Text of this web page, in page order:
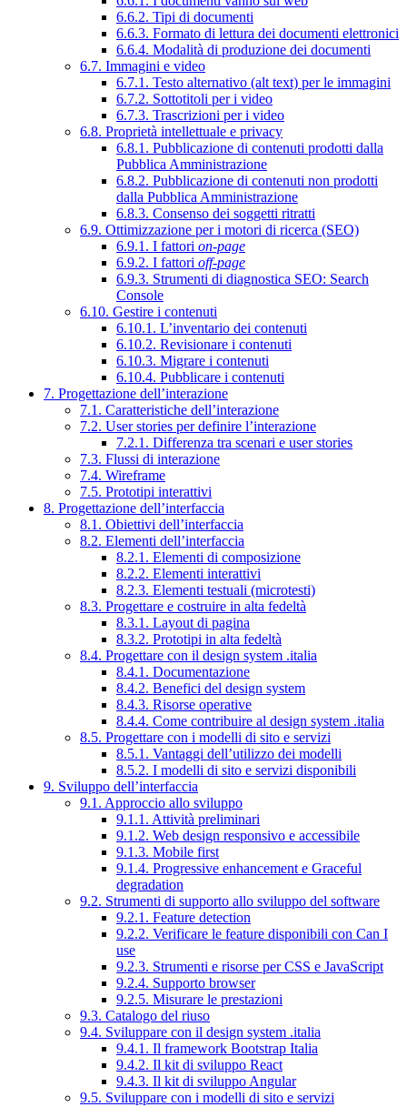
6.6.2. Tipi di documenti
6.6.3. Formato di lettura dei documenti elettronici
6.6.4. Modalità di produzione dei documenti
6.7. Immagini e video
6.7.1. Testo alternativo (alt text) per le immagini
6.7.2. Sottotitoli per i video
6.7.3. Trascrizioni per i video
6.8. Proprietà intellettuale e privacy
6.8.1. Pubblicazione di contenuti prodotti dalla
Pubblica Amministrazione
6.8.2. Pubblicazione di contenuti non prodotti
dalla Pubblica Amministrazione
6.8.3. Consenso dei soggetti ritratti
6.9. Ottimizzazione per i motori di ricerca (SEO)
6.9.1. I fattori on-page
6.9.2. I fattori off-page
6.9.3. Strumenti di diagnostica SEO: Search
Console
6.10. Gestire i contenuti
6.10.1. L’inventario dei contenuti
6.10.2. Revisionare i contenuti
6.10.3. Migrare i contenuti
6.10.4. Pubblicare i contenuti
7. Progettazione dell’interazione
7.1. Caratteristiche dell’interazione
7.2. User stories per definire l’interazione
7.2.1. Differenza tra scenari e user stories
7.3. Flussi di interazione
7.4. Wireframe
7.5. Prototipi interattivi
8. Progettazione dell’interfaccia
8.1. Obiettivi dell’interfaccia
8.2. Elementi dell’interfaccia
8.2.1. Elementi di composizione
8.2.2. Elementi interattivi
8.2.3. Elementi testuali (microtesti)
8.3. Progettare e costruire in alta fedeltà
8.3.1. Layout di pagina
8.3.2. Prototipi in alta fedeltà
8.4. Progettare con il design system .italia
8.4.1. Documentazione
8.4.2. Benefici del design system
8.4.3. Risorse operative
8.4.4. Come contribuire al design system .italia
8.5. Progettare con i modelli di sito e servizi
8.5.1. Vantaggi dell’utilizzo dei modelli
8.5.2. I modelli di sito e servizi disponibili
9. Sviluppo dell’interfaccia
9.1. Approccio allo sviluppo
9.1.1. Attività preliminari
9.1.2. Web design responsivo e accessibile
9.1.3. Mobile first
9.1.4. Progressive enhancement e Graceful
degradation
9.2. Strumenti di supporto allo sviluppo del software
9.2.1. Feature detection
9.2.2. Verificare le feature disponibili con Can I
use
9.2.3. Strumenti e risorse per CSS e JavaScript
9.2.4. Supporto browser
9.2.5. Misurare le prestazioni
9.3. Catalogo del riuso
9.4. Sviluppare con il design system .italia
9.4.1. Il framework Bootstrap Italia
9.4.2. Il kit di sviluppo React
9.4.3. Il kit di sviluppo Angular
9.5. Sviluppare con i modelli di sito e servizi